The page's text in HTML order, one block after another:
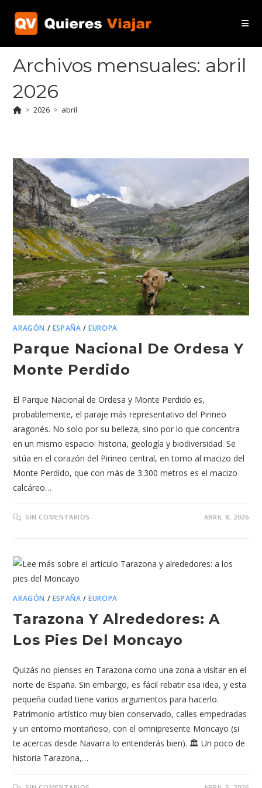
contenido
Archivos mensuales: abril
2026
> 2026 > abril
ARAGÓN / ESPAÑA /EUROPA
Parque Nacional De Ordesa Y
Monte Perdido
El Parque Nacional de Ordesa y Monte Perdido es,
probablemente, el paraje más representativo del Pirineo
aragonés. No solo por su belleza, sino por lo que concentra
en un mismo espacio: historia, geología y biodiversidad. Se
sitúa en el corazón del Pirineo central, en torno al macizo del
Monte Perdido, que con más de 3.300 metros es el macizo
calcáreo…
SIN COMENTARIOS ABRIL 8, 2026
ARAGÓN / ESPAÑA /EUROPA
Tarazona Y Alrededores: A
Los Pies Del Moncayo
Quizás no pienses en Tarazona como una zona a visitar en el
norte de España. Sin embargo, es fácil rebatir esa idea, y esta
pequeña ciudad tiene varios argumentos para hacerlo.
Patrimonio artístico muy bien conservado, calles empedradas
y un entorno montañoso, con el omnipresente Moncayo (si
te acercas desde Navarra lo entenderás bien). 🏛️ Un poco de
historia Tarazona,…